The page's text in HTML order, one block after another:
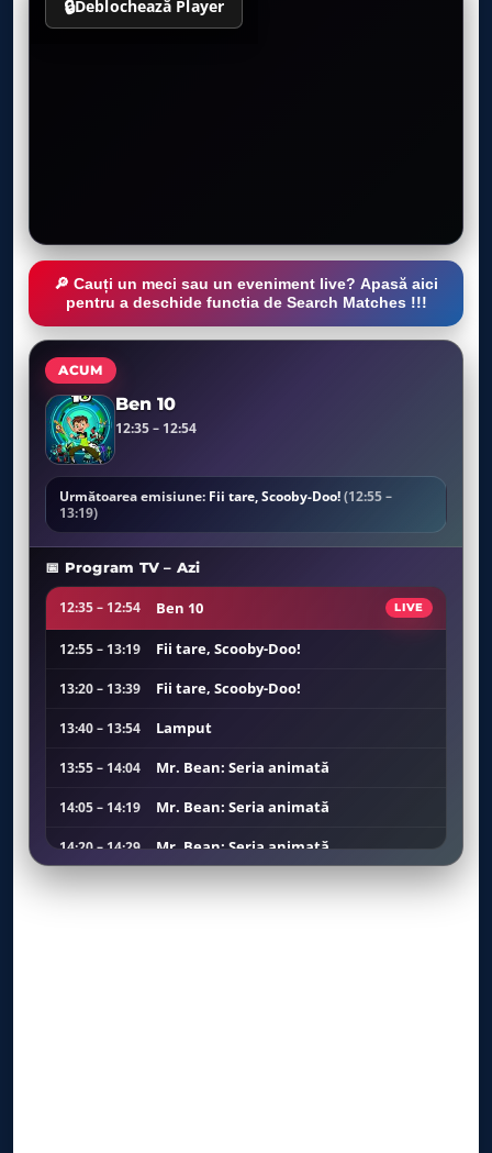
🔒Deblochează Player
🔎 Cauți un meci sau un eveniment live? Apasă aici
pentru a deschide functia de Search Matches !!!
ACUM
Ben 10
12:35 – 12:54
Următoarea emisiune: Fii tare, Scooby-Doo!(12:55 –
13:19)
📅 Program TV – Azi
12:35 – 12:54 Ben 10 LIVE
12:55 – 13:19 Fii tare, Scooby-Doo!
13:20 – 13:39 Fii tare, Scooby-Doo!
13:40 – 13:54 Lamput
13:55 – 14:04 Mr. Bean: Seria animată
14:05 – 14:19 Mr. Bean: Seria animată
14:20 – 14:29 Mr. Bean: Seria animată
Mr. Bean: Seria animată